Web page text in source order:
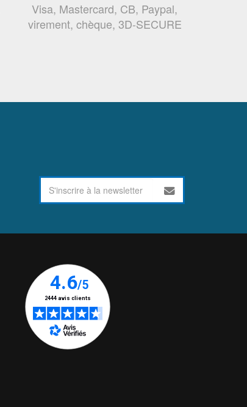
Visa, Mastercard, CB, Paypal,
virement, chèque, 3D-SECURE